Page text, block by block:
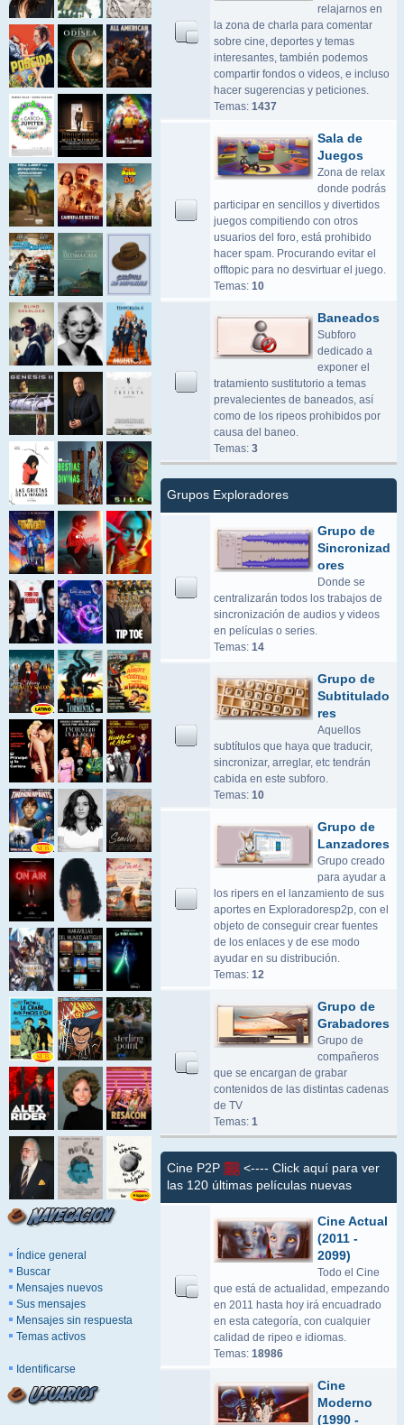
Índice general
Buscar
Mensajes nuevos
Sus mensajes
Mensajes sin respuesta
Temas activos
Identificarse
relajarnos en
la zona de charla para comentar
sobre cine, deportes y temas
interesantes, también podemos
compartir fondos o videos, e incluso
hacer sugerencias y peticiones.
Temas: 1437
Sala de
Juegos
Zona de relax
donde podrás
participar en sencillos y divertidos
juegos compitiendo con otros
usuarios del foro, está prohibido
hacer spam. Procurando evitar el
offtopic para no desvirtuar el juego.
Temas: 10
Baneados
Subforo
dedicado a
exponer el
tratamiento sustitutorio a temas
prevalecientes de baneados, así
como de los ripeos prohibidos por
causa del baneo.
Temas: 3
Grupos Exploradores
Grupo de
Sincronizad
ores
Donde se
centralizarán todos los trabajos de
sincronización de audios y videos
en películas o series.
Temas: 14
Grupo de
Subtitulado
res
Aquellos
subtítulos que haya que traducir,
sincronizar, arreglar, etc tendrán
cabida en este subforo.
Temas: 10
Grupo de
Lanzadores
Grupo creado
para ayudar a
los ripers en el lanzamiento de sus
aportes en Exploradoresp2p, con el
objeto de conseguir crear fuentes
de los enlaces y de ese modo
ayudar en su distribución.
Temas: 12
Grupo de
Grabadores
Grupo de
compañeros
que se encargan de grabar
contenidos de las distintas cadenas
de TV
Temas: 1
Cine P2P
<---- Click aquí para ver
las 120 últimas películas nuevas
Cine Actual
(2011 -
2099)
Todo el Cine
que está de actualidad, empezando
en 2011 hasta hoy irá encuadrado
en esta categoría, con cualquier
calidad de ripeo e idiomas.
Temas: 18986
Cine
Moderno
(1990 -